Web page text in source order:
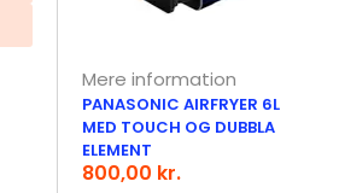
Mere information
PANASONIC AIRFRYER 6L
MED TOUCH OG DUBBLA
ELEMENT
800,00 kr.